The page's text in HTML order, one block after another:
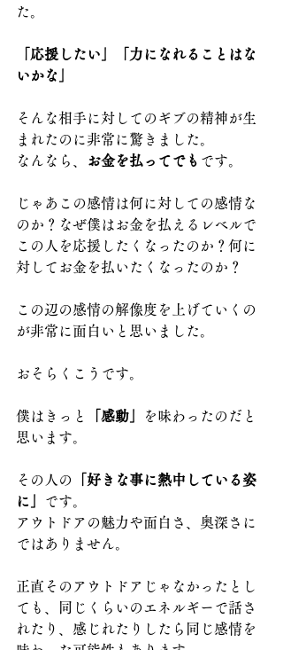
た。
「応援したい」「力になれることはな
いかな」
そんな相手に対してのギブの精神が生
まれたのに非常に驚きました。
なんなら、
お金を払ってでも です。
じゃあこの感情は何に対しての感情な
のか？なぜ僕はお金を払えるレベルで
この人を応援したくなったのか？何に
対してお金を払いたくなったのか？
この辺の感情の解像度を上げていくの
が非常に面白いと思いました。
おそらくこうです。
僕はきっと 「感動」
を味わったのだと
思います。
その人の 「好きな事に熱中している姿
に」
です。
アウトドアの魅力や面白さ、奥深さに
ではありません。
正直そのアウトドアじゃなかったとし
ても、同じくらいのエネルギーで話さ
れたり、感じれたりしたら同じ感情を